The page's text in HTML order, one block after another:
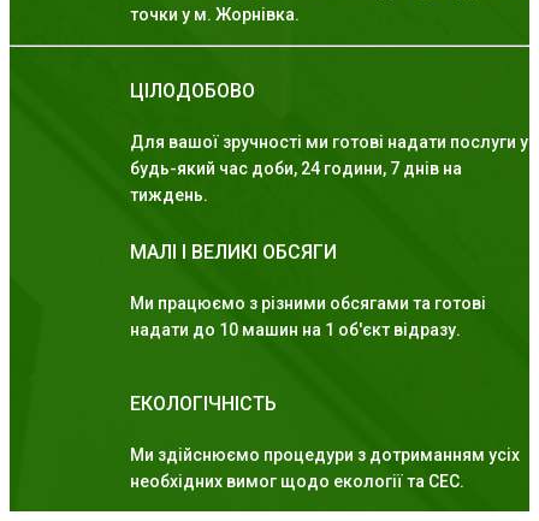
точки у м. Жорнівка.
ЦІЛОДОБОВО
Для вашої зручності ми готові надати послуги у
будь-який час доби, 24 години, 7 днів на
тиждень.
МАЛІ І ВЕЛИКІ ОБСЯГИ
Ми працюємо з різними обсягами та готові
надати до 10 машин на 1 об'єкт відразу.
ЕКОЛОГІЧНІСТЬ
Ми здійснюємо процедури з дотриманням усіх
необхідних вимог щодо екології та СЕС.